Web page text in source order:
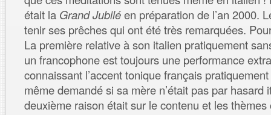
était la Grand Jubiléen préparation de l’an 2000.
tenir ses prêches qui ont été très remarquées.
La première relative à son italien pratiquement
un francophone est toujours une performance
connaissant l’accent tonique français
même demandé si sa mère n’était pas par
deuxième raison était sur le contenu et les